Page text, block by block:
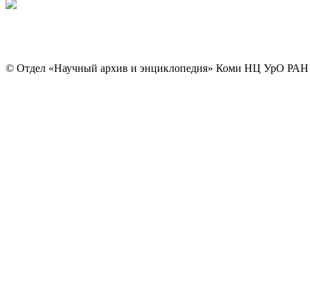
© Отдел «Научный архив и энциклопедия» Коми НЦ УрО РАН